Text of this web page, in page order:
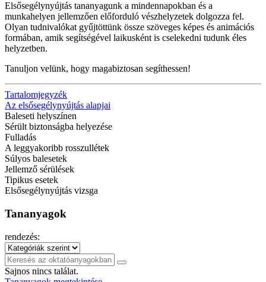
Elsősegélynyújtás tananyagunk a mindennapokban és a
munkahelyen jellemzően előforduló vészhelyzetek dolgozza fel.
Olyan tudnivalókat gyűjtöttünk össze szöveges képes és animációs
formában, amik segítségével laikusként is cselekedni tudunk éles
helyzetben.
Tanuljon velünk, hogy magabiztosan segíthessen!
Tartalomjegyzék
Az elsősegélynyújtás alapjai
Baleseti helyszínen
Sérült biztonságba helyezése
Fulladás
A leggyakoribb rosszullétek
Súlyos balesetek
Jellemző sérülések
Tipikus esetek
Elsősegélynyújtás vizsga
Tananyagok
rendezés:
Sajnos nincs találat.